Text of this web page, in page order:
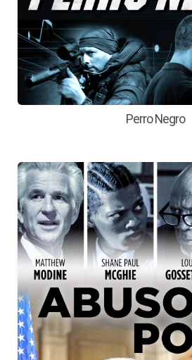
Perro Negro